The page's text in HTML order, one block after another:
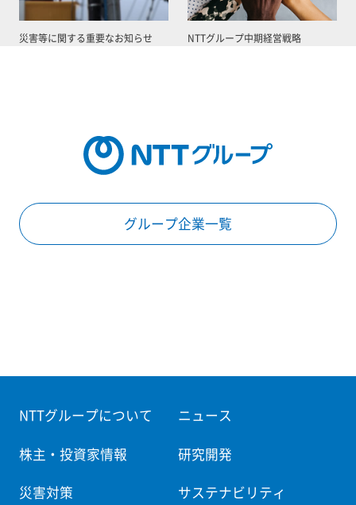
災害等に関する重要なお知らせ NTTグループ中期経営戦略
グループ企業一覧
NTTグループについて ニュース
株主・投資家情報 研究開発
災害対策 サステナビリティ